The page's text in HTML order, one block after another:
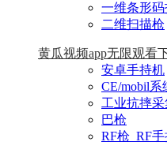
一维条形
二维扫描枪
黄瓜视频app无限观看
安卓手持机
CE/mobil系
工业抗摔采
巴枪
RF枪_RF